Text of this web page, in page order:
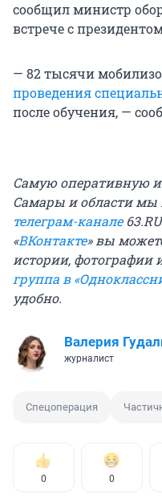
сообщил министр
встрече с
— 82 тысячи
проведения
после обучения, —
Самую оперативную
Самары и области
телеграм-канале
«ВКонтакте» вы
истории, фотографии
группа в
удобно.
Валерия
журналист
Спецоперация
0 0